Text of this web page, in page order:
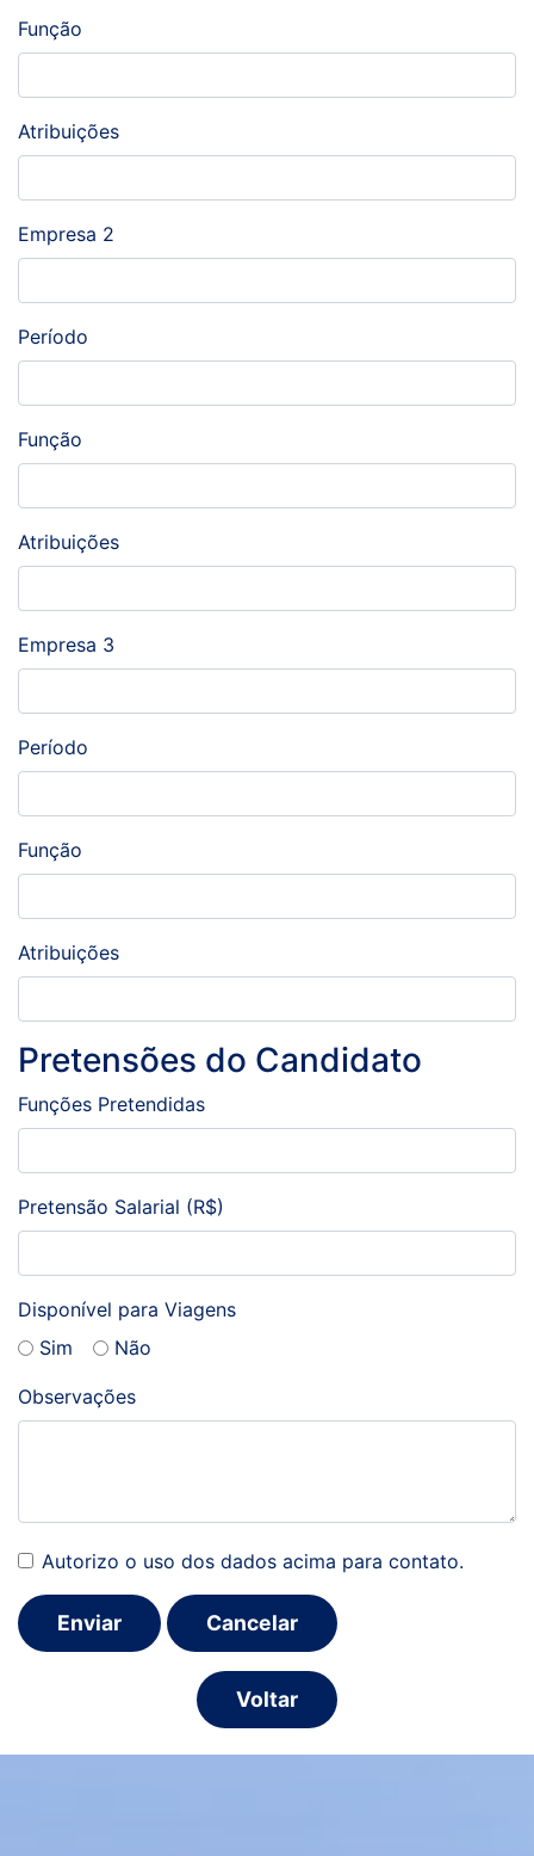
Função
Atribuições
Empresa 2
Período
Função
Atribuições
Empresa 3
Período
Função
Atribuições
Pretensões do Candidato
Funções Pretendidas
Pretensão Salarial (R$)
Disponível para Viagens
Sim
Não
Observações
Autorizo o uso dos dados acima para contato.
Voltar